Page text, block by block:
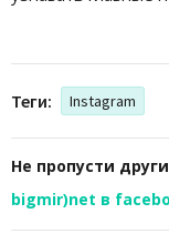
Теги: Instagram
Не пропусти
bigmir)net в